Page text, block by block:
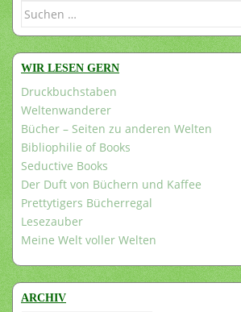
Suchen
WIR LESEN GERN
Druckbuchstaben
Weltenwanderer
Bücher – Seiten zu anderen Welten
Bibliophilie of Books
Seductive Books
Der Duft von Büchern und Kaffee
Prettytigers Bücherregal
Lesezauber
Meine Welt voller Welten
ARCHIV